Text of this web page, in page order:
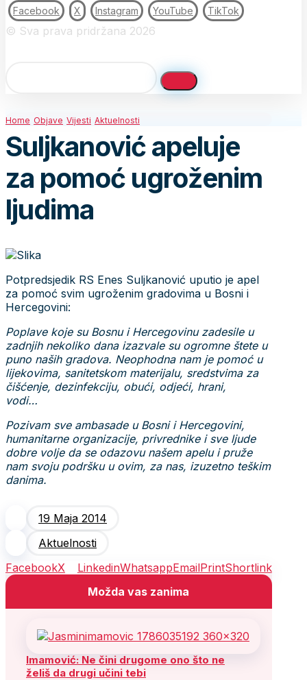
Facebook X Instagram YouTube TikTok
© Sva prava pridržana 2026
Home Objave Vijesti Aktuelnosti
Suljkanović apeluje
za pomoć ugroženim
ljudima
Potpredsjedik RS Enes Suljkanović uputio je apel
za pomoć svim ugroženim gradovima u Bosni i
Hercegovini:
Poplave koje su Bosnu i Hercegovinu zadesile u
zadnjih nekoliko dana izazvale su ogromne štete u
puno naših gradova. Neophodna nam je pomoć u
lijekovima, sanitetskom materijalu, sredstvima za
čišćenje, dezinfekciju, obući, odjeći, hrani,
vodi…
Pozivam sve ambasade u Bosni i Hercegovini,
humanitarne organizacije, privrednike i sve ljude
dobre volje da se odazovu našem apelu i pruže
nam svoju podršku u ovim, za nas, izuzetno teškim
danima.
19 Maja 2014
Aktuelnosti
FacebookX LinkedinWhatsappEmailPrintShortlink
Možda vas zanima
Imamović: Ne čini drugome ono što ne
želiš da drugi učini tebi